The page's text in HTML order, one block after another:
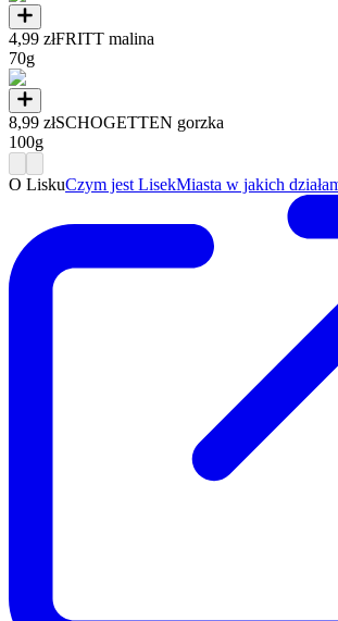
4,99 złFRITT malina
70g
8,99 złSCHOGETTEN gorzka
100g
O LiskuCzym jest LisekMiasta w jakich